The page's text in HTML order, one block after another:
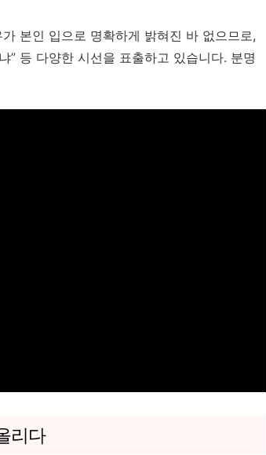
본인 입으로 명확하게 밝혀진 바 없으므로,
” 등 다양한 시선을 표출하고 있습니다. 분명
리다